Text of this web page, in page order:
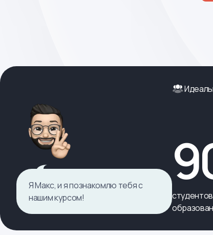
Я Макс, и я познакомлю тебя с
нашим курсом!